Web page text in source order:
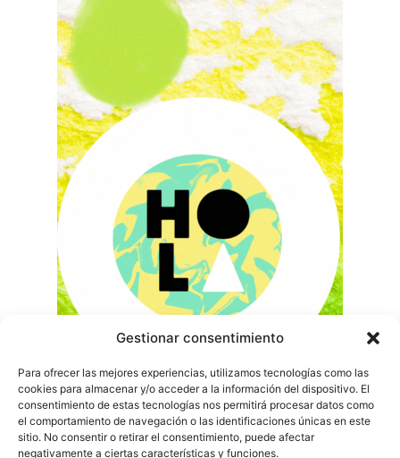
Gestionar consentimiento
Para ofrecer las mejores experiencias, utilizamos tecnologías como las
cookies para almacenar y/o acceder a la información del dispositivo. El
consentimiento de estas tecnologías nos permitirá procesar datos como
el comportamiento de navegación o las identificaciones únicas en este
sitio. No consentir o retirar el consentimiento, puede afectar
negativamente a ciertas características y funciones.